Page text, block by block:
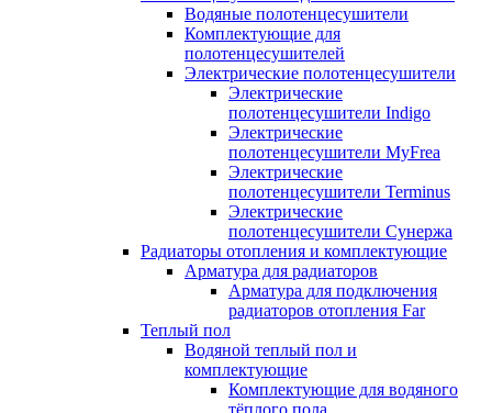
Водяные полотенцесушители
Комплектующие для
полотенцесушителей
Электрические полотенцесушители
Электрические
полотенцесушители Indigo
Электрические
полотенцесушители MyFrea
Электрические
полотенцесушители Terminus
Электрические
полотенцесушители Сунержа
Радиаторы отопления и комплектующие
Арматура для радиаторов
Арматура для подключения
радиаторов отопления Far
Теплый пол
Водяной теплый пол и
комплектующие
Комплектующие для водяного